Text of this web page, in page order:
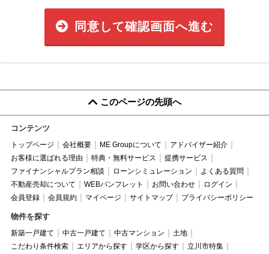
同意して確認画面へ進む
このページの先頭へ
コンテンツ
トップページ 会社概要 ME Groupについて
アドバイザー紹介
お客様に選ばれる理由
特典・無料サービス
提携サービス
ファイナンシャルプラン相談
ローンシミュレーション
よくある質問
不動産売却について
WEBパンフレット お問い合わせ
ログイン
会員登録
会員規約 マイページ サイトマップ プライバシーポリシー
物件を探す
新築一戸建て 中古一戸建て 中古マンション
土地
こだわり条件検索
エリアから探す 学区から探す
立川市特集